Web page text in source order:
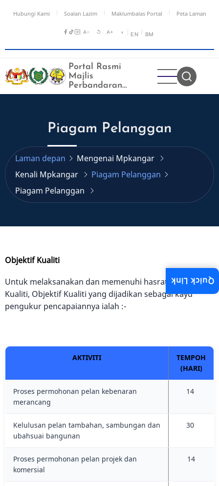
Hubungi Kami Soalan Lazim Maklumbalas Portal Peta Laman
A− ↺ A+ ◑ EN / BM
Portal Rasmi
Majlis
Perbandaran
Kangar
Piagam Pelanggan
Laman depan
Mengenai Mpkangar
Kenali Mpkangar
Piagam Pelanggan
Piagam Pelanggan
Objektif Kualiti
Untuk melaksanakan dan memenuhi hasrat Dasar
Kualiti, Objektif Kualiti yang dijadikan sebagai kayu
pengukur pencapaiannya ialah :-
AKTIVITI
TEMPOH
(HARI)
Proses permohonan pelan kebenaran
merancang
14
Kelulusan pelan tambahan, sambungan dan
ubahsuai bangunan
30
Proses permohonan pelan projek dan
komersial
14
Quick Link